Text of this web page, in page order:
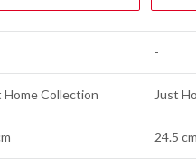
-
Home Collection Just
24.5